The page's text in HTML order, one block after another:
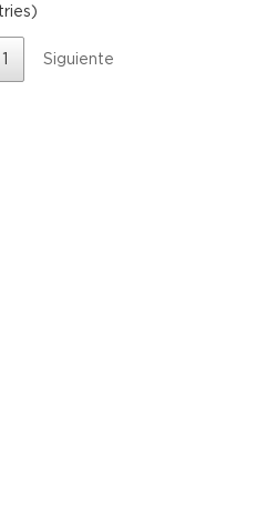
1 Siguiente